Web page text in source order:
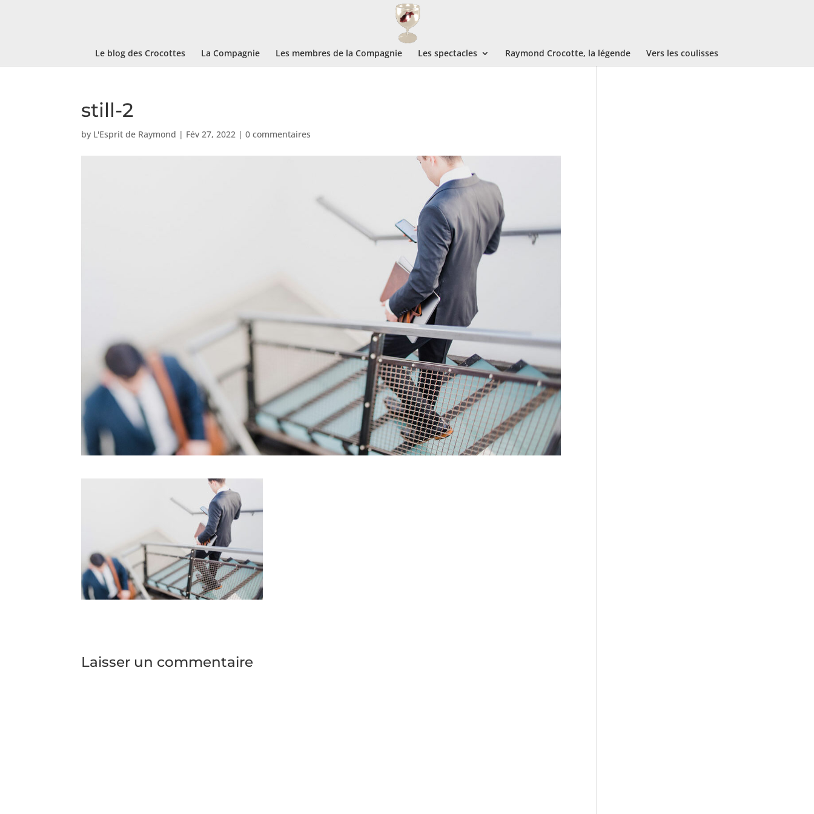
Le blog des Crocottes La Compagnie Les membres de la Compagnie Les spectacles Raymond Crocotte, la légende Vers les coulisses
still-2
by L'Esprit de Raymond | Fév 27, 2022 |0 commentaires
Laisser un commentaire